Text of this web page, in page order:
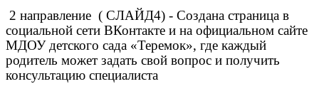
2 направление ( СЛАЙД4) - Создана страница в
социальной сети ВКонтакте и на официальном сайте
МДОУ детского сада «Теремок», где каждый
родитель может задать свой вопрос и получить
консультацию специалиста